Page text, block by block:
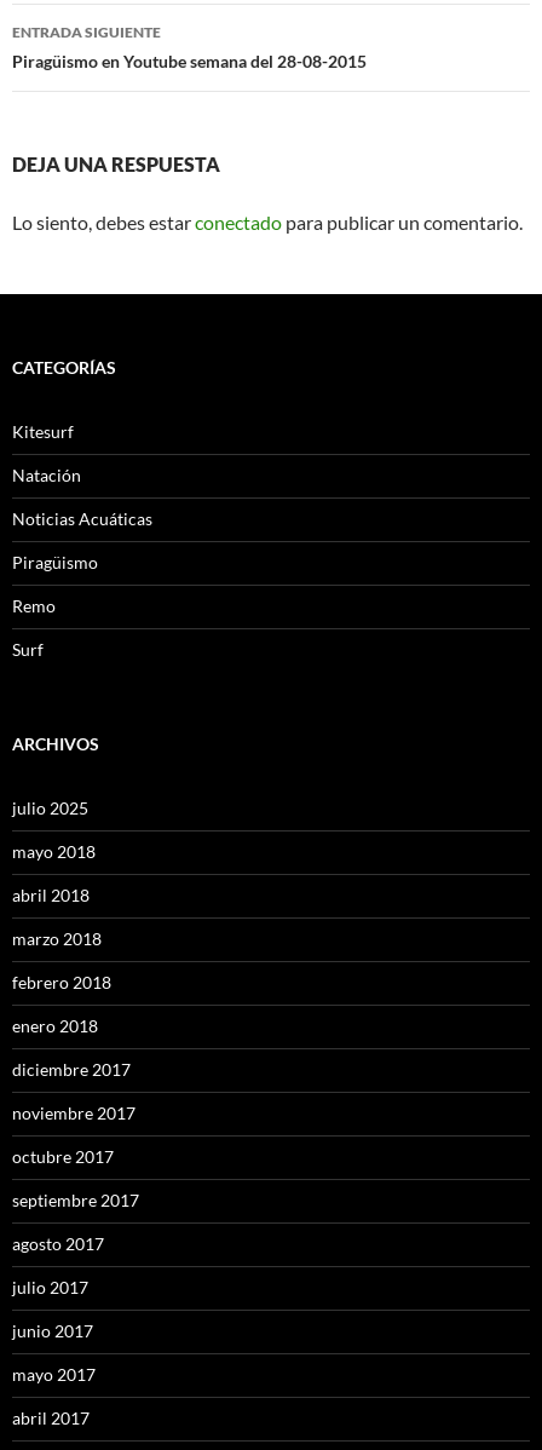
entradas
ENTRADA SIGUIENTE
Piragüismo en Youtube semana del 28-08-2015
DEJA UNA RESPUESTA
Lo siento, debes estarconectado para publicar un comentario.
CATEGORÍAS
Kitesurf
Natación
Noticias Acuáticas
Piragüismo
Remo
Surf
ARCHIVOS
julio 2025
mayo 2018
abril 2018
marzo 2018
febrero 2018
enero 2018
diciembre 2017
noviembre 2017
octubre 2017
septiembre 2017
agosto 2017
julio 2017
junio 2017
mayo 2017
abril 2017